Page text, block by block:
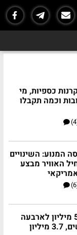
כספיות, מי
וכמה תקבלו
המנוע: השינויים
האוויר מבצע
בורוכוב: 5.1 מיליון לארבעה
חדרים חדשים, 3.7 מיליון